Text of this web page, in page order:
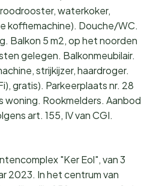
waterkoker,
koffiemachine). Douche/WC.
Balkon 5 m2, op het noorden
gelegen. Balkonmeubilair.
strijkijzer, haardroger.
gratis). Parkeerplaats nr. 28
woning. Rookmelders. Aanbod
art. 155, IV van CGI.
"Ker Eol", van 3
2023. In het centrum van